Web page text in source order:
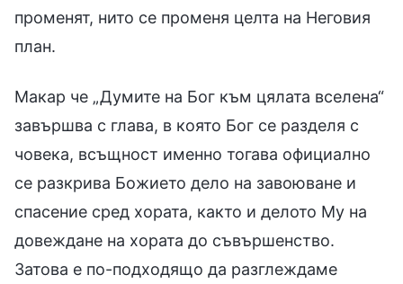
променят, нито се променя целта на Неговия
план.
Макар че „Думите на Бог към цялата вселена“
завършва с глава, в която Бог се разделя с
човека, всъщност именно тогава официално
се разкрива Божието дело на завоюване и
спасение сред хората, както и делото Му на
довеждане на хората до съвършенство.
Затова е по-подходящо да разглеждаме